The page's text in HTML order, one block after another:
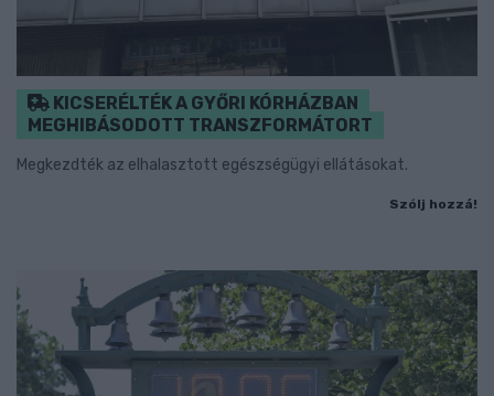
KICSERÉLTÉK A GYŐRI KÓRHÁZBAN
MEGHIBÁSODOTT TRANSZFORMÁTORT
Megkezdték az elhalasztott egészségügyi ellátásokat.
Szólj hozzá!